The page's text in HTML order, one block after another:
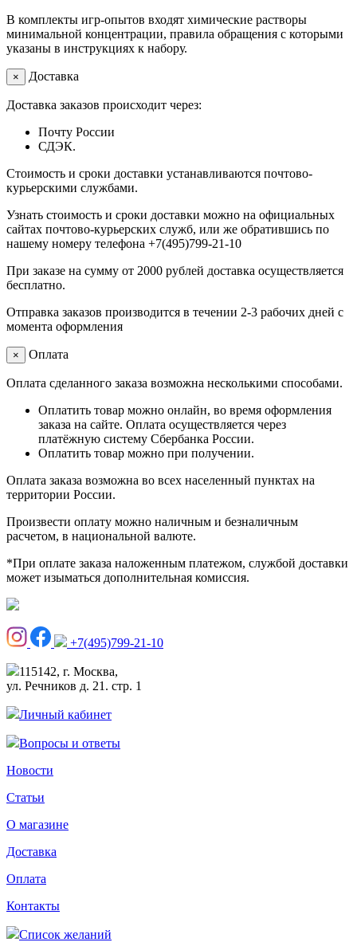
В комплекты игр-опытов входят химические растворы
минимальной концентрации, правила обращения с которыми
указаны в инструкциях к набору.
× Доставка
Доставка заказов происходит через:
Почту России
СДЭК.
Стоимость и сроки доставки устанавливаются почтово-
курьерскими службами.
Узнать стоимость и сроки доставки можно на официальных
сайтах почтово-курьерских служб, или же обратившись по
нашему номеру телефона +7(495)799-21-10
При заказе на сумму от 2000 рублей доставка осуществляется
бесплатно.
Отправка заказов производится в течении 2-3 рабочих дней с
момента оформления
× Оплата
Оплата сделанного заказа возможна несколькими способами.
Оплатить товар можно онлайн, во время оформления
заказа на сайте. Оплата осуществляется через
платёжную систему Сбербанка России.
Оплатить товар можно при получении.
Оплата заказа возможна во всех населенный пунктах на
территории России.
Произвести оплату можно наличным и безналичным
расчетом, в национальной валюте.
*При оплате заказа наложенным платежом, службой доставки
может изыматься дополнительная комиссия.
+7(495)799-21-10
115142, г. Москва,
ул. Речников д. 21. стр. 1
Личный кабинет
Вопросы и ответы
Новости
Статьи
О магазине
Доставка
Оплата
Контакты
Список желаний